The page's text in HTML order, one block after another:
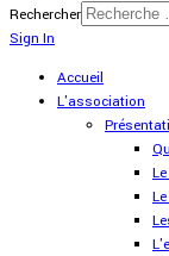
Rechercher
Sign In
Accueil
L'association